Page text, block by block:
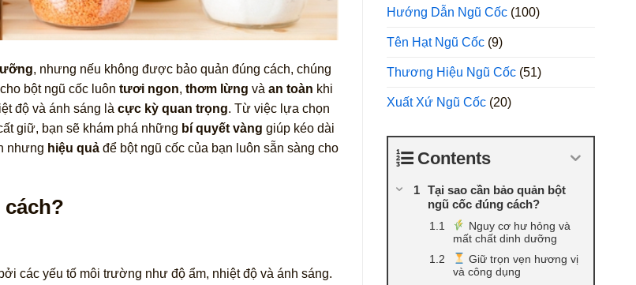
, nhưng nếu không được bảo quản đúng cách, chúng
bột ngũ cốc luôn tươi ngon, thơm lừng và an toàn khi
độ và ánh sáng là cực kỳ quan trọng. Từ việc lựa chọn
giữ, bạn sẽ khám phá những bí quyết vàng giúp kéo dài
nhưng hiệu quả để bột ngũ cốc của bạn luôn sẵn sàng cho
các yếu tố môi trường như độ ẩm, nhiệt độ và ánh sáng.
Hướng Dẫn Ngũ Cốc (100)
Tên Hạt Ngũ Cốc (9)
Thương Hiệu Ngũ Cốc (51)
Xuất Xứ Ngũ Cốc (20)
Contents
Tại sao cần bảo quản bột
ngũ cốc đúng cách?
Nguy cơ hư hỏng và
mất chất dinh dưỡng
Giữ trọn vẹn hương vị
và công dụng